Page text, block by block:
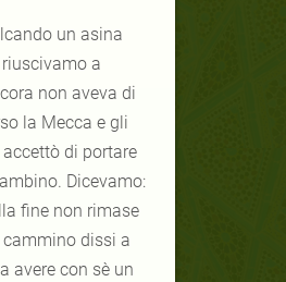
un asina
a
non aveva di
la Mecca e gli
di portare
fine non rimase
cammino dissi a
avere con sè un